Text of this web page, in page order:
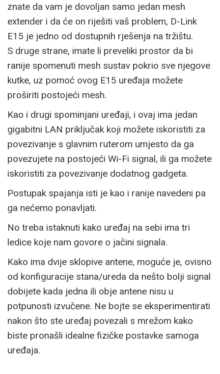
znate da vam je dovoljan samo jedan mesh
extender i da će on riješiti vaš problem, D-Link
E15 je jedno od dostupnih rješenja na tržištu.
S druge strane, imate li preveliki prostor da bi
ranije spomenuti mesh sustav pokrio sve njegove
kutke, uz pomoć ovog E15 uređaja možete
proširiti postojeći mesh.
Kao i drugi spominjani uređaji, i ovaj ima jedan
gigabitni LAN priključak koji možete iskoristiti za
povezivanje s glavnim ruterom umjesto da ga
povezujete na postojeći Wi-Fi signal, ili ga možete
iskoristiti za povezivanje dodatnog gadgeta.
Postupak spajanja isti je kao i ranije navedeni pa
ga nećemo ponavljati.
No treba istaknuti kako uređaj na sebi ima tri
ledice koje nam govore o jačini signala.
Kako ima dvije sklopive antene, moguće je, ovisno
od konfiguracije stana/ureda da nešto bolji signal
dobijete kada jedna ili obje antene nisu u
potpunosti izvučene. Ne bojte se eksperimentirati
nakon što ste uređaj povezali s mrežom kako
biste pronašli idealne fizičke postavke samoga
uređaja.